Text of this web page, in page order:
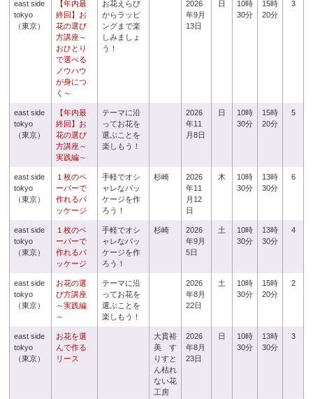
east side
tokyo
（東京）
【年内最
終回】お
花の選び
方講座～
おひとり
で選べる
ノウハウ
が身につ
く～
お花えらび
からラッピ
ングまで楽
しみましょ
う！
2026
年9月
13日
日
10時
30分
15時
20分
3
east side
tokyo
（東京）
【年内最
終回】お
花の選び
方講座～
実践編～
テーマに沿
ってお花を
選ぶことを
楽しもう！
2026
年11
月8日
日
10時
30分
15時
20分
5
east side
tokyo
（東京）
１枚のペ
ーパーで
作れるパ
ッケージ
手軽でオシ
ャレなパッ
ケージを作
ろう！
杉崎
2026
年11
月12
日
木
10時
30分
13時
30分
6
east side
tokyo
（東京）
１枚のペ
ーパーで
作れるパ
ッケージ
手軽でオシ
ャレなパッ
ケージを作
ろう！
杉崎
2026
年9月
5日
土
10時
30分
13時
30分
4
east side
tokyo
（東京）
お花の選
び方講座
～実践編
～
テーマに沿
ってお花を
選ぶことを
楽しもう！
2026
年8月
22日
土
10時
30分
15時
20分
2
east side
tokyo
（東京）
お花を選
んで作る
リース
大貫裕
美 す
りすと
ん枯れ
ない花
工房
2026
年8月
23日
日
10時
30分
13時
30分
3